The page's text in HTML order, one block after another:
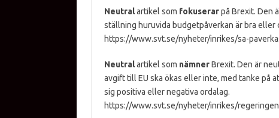
Neutralartikel som fokuserarpå Brexit. Den
ställning huruvida budgetpåverkan är bra eller
https://www.svt.se/nyheter/inrikes/sa-
Neutralartikel som nämnerBrexit. Den är
avgift till EU ska ökas eller inte, med tanke på
sig positiva eller negativa ordalag.
https://www.svt.se/nyheter/inrikes/